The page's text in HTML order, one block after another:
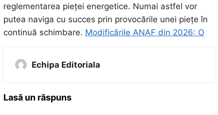
reglementarea pieței energetice. Numai astfel vor
putea naviga cu succes prin provocările unei piețe în
continuă schimbare. Modificările ANAF din 2026: O
Echipa Editoriala
Lasă un răspuns